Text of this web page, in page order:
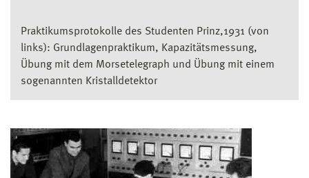
Praktikumsprotokolle des Studenten Prinz,1931 (von
links): Grundlagenpraktikum, Kapazitätsmessung,
Übung mit dem Morsetelegraph und Übung mit einem
sogenannten Kristalldetektor